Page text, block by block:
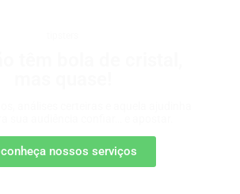
conheça nossos serviços